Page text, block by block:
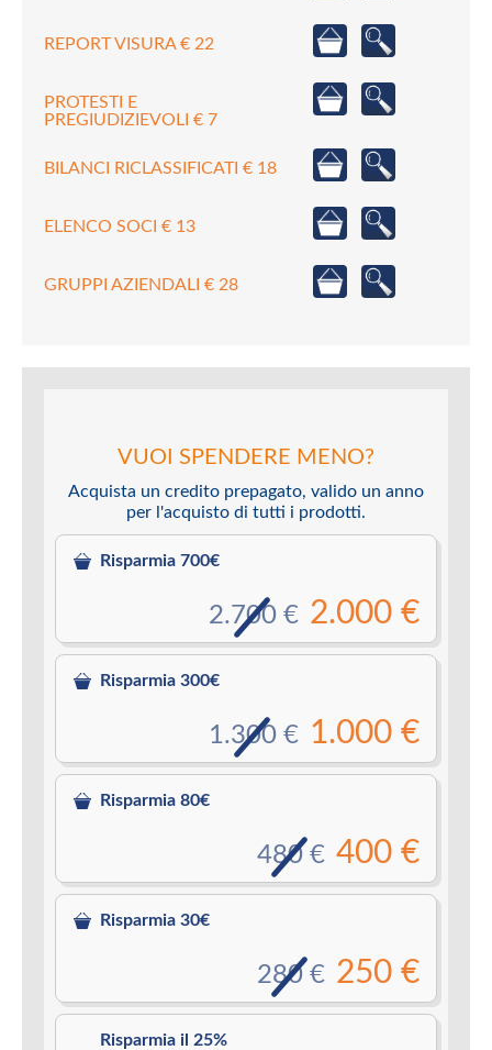
REPORT VISURA € 22
PROTESTI E
PREGIUDIZIEVOLI € 7
BILANCI RICLASSIFICATI € 18
ELENCO SOCI € 13
GRUPPI AZIENDALI € 28
VUOI SPENDERE MENO?
Acquista un credito prepagato, valido un anno
per l'acquisto di tutti i prodotti.
Risparmia 700€
2.000 €
2.700 €
Risparmia 300€
1.000 €
1.300 €
Risparmia 80€
400 €
480 €
Risparmia 30€
250 €
280 €
Risparmia il 25%